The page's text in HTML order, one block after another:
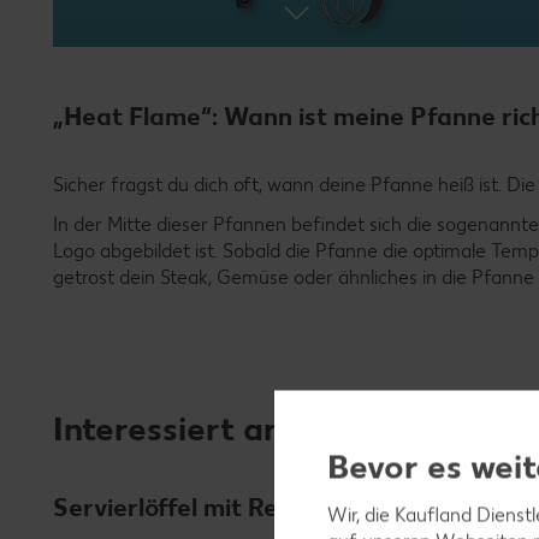
„Heat Flame“: Wann ist meine Pfanne
Sicher fragst du dich oft, wann deine Pfanne heiß ist.
In der Mitte dieser Pfannen befindet sich die
Logo abgebildet ist. Sobald die Pfanne die optimale
getrost dein Steak, Gemüse oder ähnliches in die Pfanne
Interessiert an originellen
Servierlöffel mit Reibe auf der Rückseite
Bevor es
Wir, die Kaufland